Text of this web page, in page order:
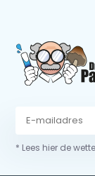
* Lees hier de